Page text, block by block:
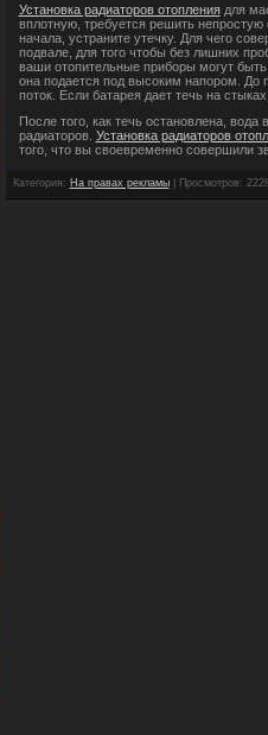
Установка радиаторов отоплениядля
вплотную, требуется решить
начала, устраните утечку. Для чего
подвале, для того чтобы без лишних
ваши отопительные приборы могут
она подается под высоким напором. До
поток. Если батарея дает течь на
После того, как течь остановлена,
радиаторов. Установка радиаторов
того, что вы своевременно совершили
Категория : На правах рекламы| Просмотров: